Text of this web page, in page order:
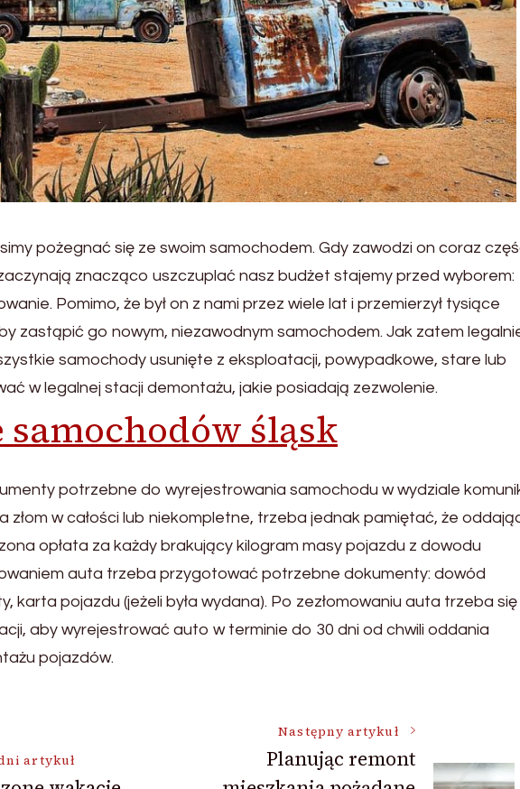
pożegnać się ze swoim samochodem. Gdy zawodzi on coraz
znacząco uszczuplać nasz budżet stajemy przed wyborem:
Pomimo, że był on z nami przez wiele lat i przemierzył tysiące
zastąpić go nowym, niezawodnym samochodem. Jak zatem
samochody usunięte z eksploatacji, powypadkowe, stare lub
w legalnej stacji demontażu, jakie posiadają zezwolenie.
samochodów śląsk
potrzebne do wyrejestrowania samochodu w wydziale
złom w całości lub niekompletne, trzeba jednak pamiętać, że
opłata za każdy brakujący kilogram masy pojazdu z dowodu
auta trzeba przygotować potrzebne dokumenty: dowód
karta pojazdu (jeżeli była wydana). Po zezłomowaniu auta trzeba się
aby wyrejestrować auto w terminie do 30 dni od chwili oddania
pojazdów.
artykuł
Następny artykuł
Planując remont